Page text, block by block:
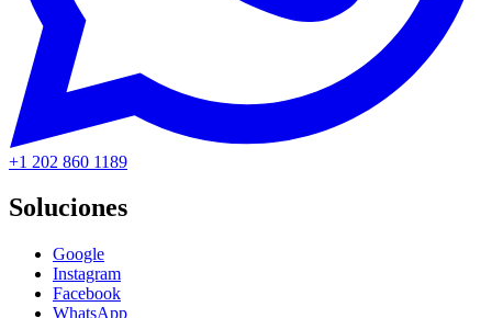
+1 202 860 1189
Soluciones
Google
Instagram
Facebook
WhatsApp